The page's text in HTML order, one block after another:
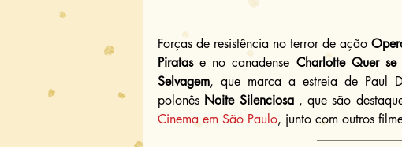
Forças de resistência no terror de ação
Piratas e no canadense Charlotte Quer se
Selvagem, que marca a estreia de Paul
polonês Noite Silenciosa , que são
Cinema em São Paulo, junto com outros